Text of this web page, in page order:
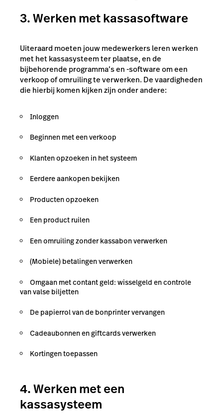
3. Werken met kassasoftware
Uiteraard moeten jouw medewerkers leren werken
met het kassasysteem ter plaatse, en de
bijbehorende programma’s en -software om een
verkoop of omruiling te verwerken. De vaardigheden
die hierbij komen kijken zijn onder andere:
Inloggen
Beginnen met een verkoop
Klanten opzoeken in het systeem
Eerdere aankopen bekijken
Producten opzoeken
Een product ruilen
Een omruiling zonder kassabon verwerken
(Mobiele) betalingen verwerken
Omgaan met contant geld: wisselgeld en controle
van valse biljetten
De papierrol van de bonprinter vervangen
Cadeaubonnen en giftcards verwerken
Kortingen toepassen
4. Werken met een
kassasysteem